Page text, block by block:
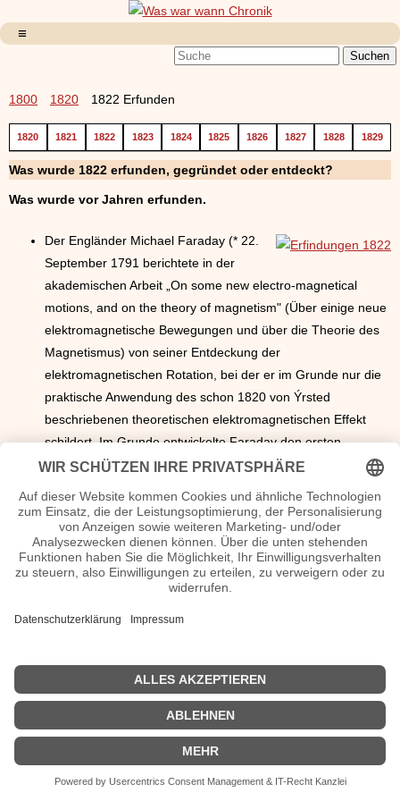
1800 1820 1822 Erfunden
1820 1821 1822 1823 1824 1825 1826 1827 1828 1829
Was wurde 1822 erfunden, gegründet oder entdeckt?
Was wurde vorJahren erfunden.
Der Engländer Michael Faraday (* 22.
September 1791 berichtete in der
akademischen Arbeit „On some new electro-magnetical
motions, and on the theory of magnetism" (Über einige neue
elektromagnetische Bewegungen und über die Theorie des
Magnetismus) von seiner Entdeckung der
elektromagnetischen Rotation, bei der er im Grunde nur die
praktische Anwendung des schon 1820 von Ýrsted
beschriebenen theoretischen elektromagnetischen Effekt
schildert. Im Grunde entwickelte Faraday den ersten
elektrischen Motor, bzw. den Vorläufer des Elektromotors, da
eigentlichen Sinn war um etwas anzutreiben.
<<erfunden 1921| erfunden 1923 >>